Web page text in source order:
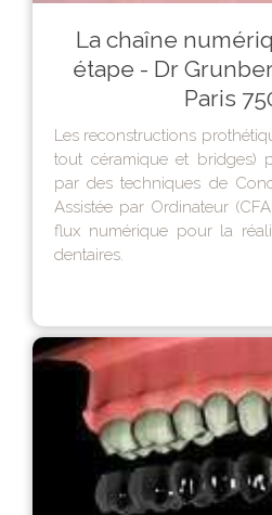
La chaîne
étape - Dr
Paris
Les reconstructions
tout céramique et bridges)
par des techniques de
Assistée par Ordinateur
flux numérique pour la
dentaires.